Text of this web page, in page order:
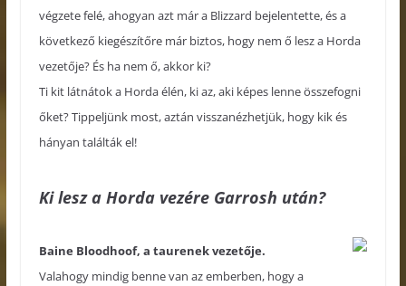
végzete felé, ahogyan azt már a Blizzard bejelentette, és a
következő kiegészítőre már biztos, hogy nem ő lesz a Horda
vezetője? És ha nem ő, akkor ki?
Ti kit látnátok a Horda élén, ki az, aki képes lenne összefogni
őket? Tippeljünk most, aztán visszanézhetjük, hogy kik és
hányan találták el!
Ki lesz a Horda vezére Garrosh után?
Baine Bloodhoof, a taurenek vezetője.
Valahogy mindig benne van az emberben, hogy a